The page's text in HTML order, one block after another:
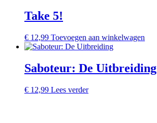
Take 5!
€ 12,99 Toevoegen aan winkelwagen
Saboteur: De Uitbreiding
€ 12,99 Lees verder